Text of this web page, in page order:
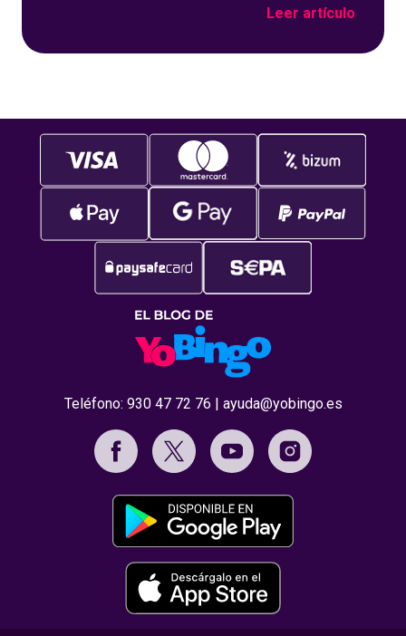
de diciembre se llevó los 6.520,77 euros del
Leer artículo
Teléfono: 930 47 72 76 ayuda@yobingo.es